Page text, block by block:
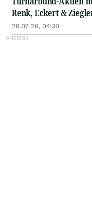
Renk, Eckert &
28.07.26, 04:30